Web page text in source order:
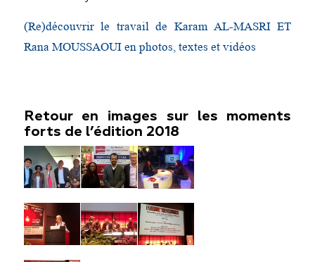
(Re)découvrir le travail de Karam AL-MASRI ET
Rana MOUSSAOUI en photos, textes et vidéos
Retour en images sur les moments
forts de l’édition 2018